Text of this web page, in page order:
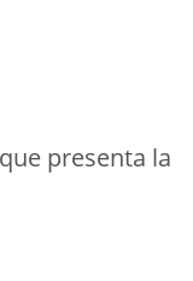
presenta la